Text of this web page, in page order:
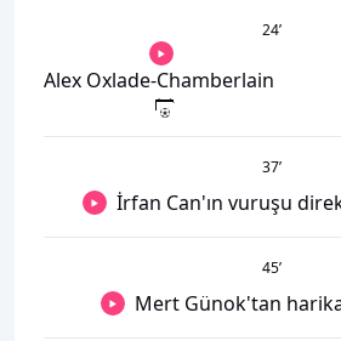
24’
Alex Oxlade-Chamberlain
37’
İrfan Can'ın vuruşu
45’
Mert Günok'tan